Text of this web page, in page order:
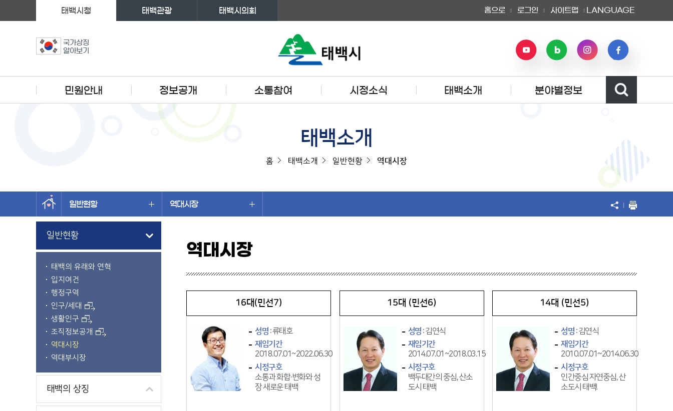
국가상징
알아보기
태백시청 태백관광 태백시의회 홈으로 로그인 사이트맵 LANGUAGE
민원안내 정보공개 소통참여 시정소식 태백소개 분야별정보
태백소개
홈 태백소개 일반현황 역대시장
일반현황 역대시장
왼쪽메뉴
일반현황
태백의 유래와 연혁
입지여건
행정구역
인구/세대
생활인구
조직정보공개
역대시장
역대부시장
태백의 상징
역대시장
16대(민선7)
성명 : 류태호
재임기간
2018.07.01~2022.06.30
시정구호
소통과 화합·변화와 성
장 새로운 태백
15대 (민선6)
성명 : 김연식
재임기간
2014.07.01~2018.03.15
시정구호
백두대간의 중심, 산소
도시 태백
14대 (민선5)
성명 : 김연식
재임기간
2010.07.01~2014.06.30
시정구호
인간중심 자연중심, 산
소도시 태백!